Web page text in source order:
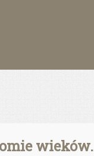
wieków.